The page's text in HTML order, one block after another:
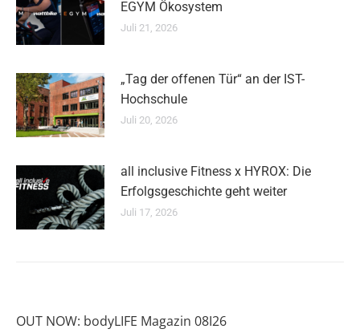
EGYM Ökosystem
Juli 21, 2026
„Tag der offenen Tür“ an der IST-
Hochschule
Juli 20, 2026
all inclusive Fitness x HYROX: Die
Erfolgsgeschichte geht weiter
Juli 17, 2026
OUT NOW: bodyLIFE Magazin 08I26